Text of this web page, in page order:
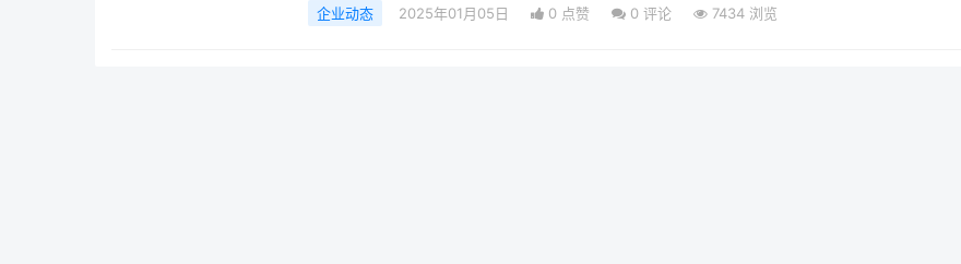
下商用车品牌——远程也作为第9届亚冬会官方合作伙伴，将在城市侧提供公共出行服务。远程新
企业动态 2025年01月05日 0 点赞 0 评论 7434 浏览